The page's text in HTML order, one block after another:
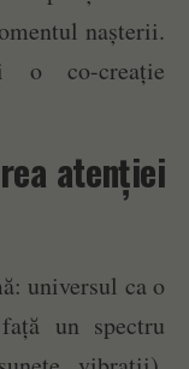
nașterii.
o co-creație
atenției
universul ca o
un spectru